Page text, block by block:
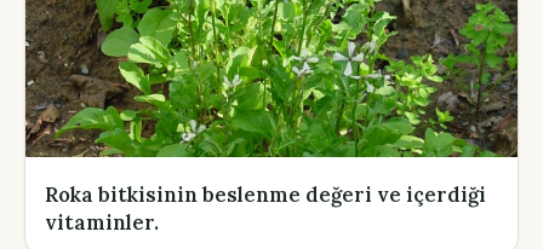
Roka bitkisinin beslenme değeri ve içerdiği
vitaminler.